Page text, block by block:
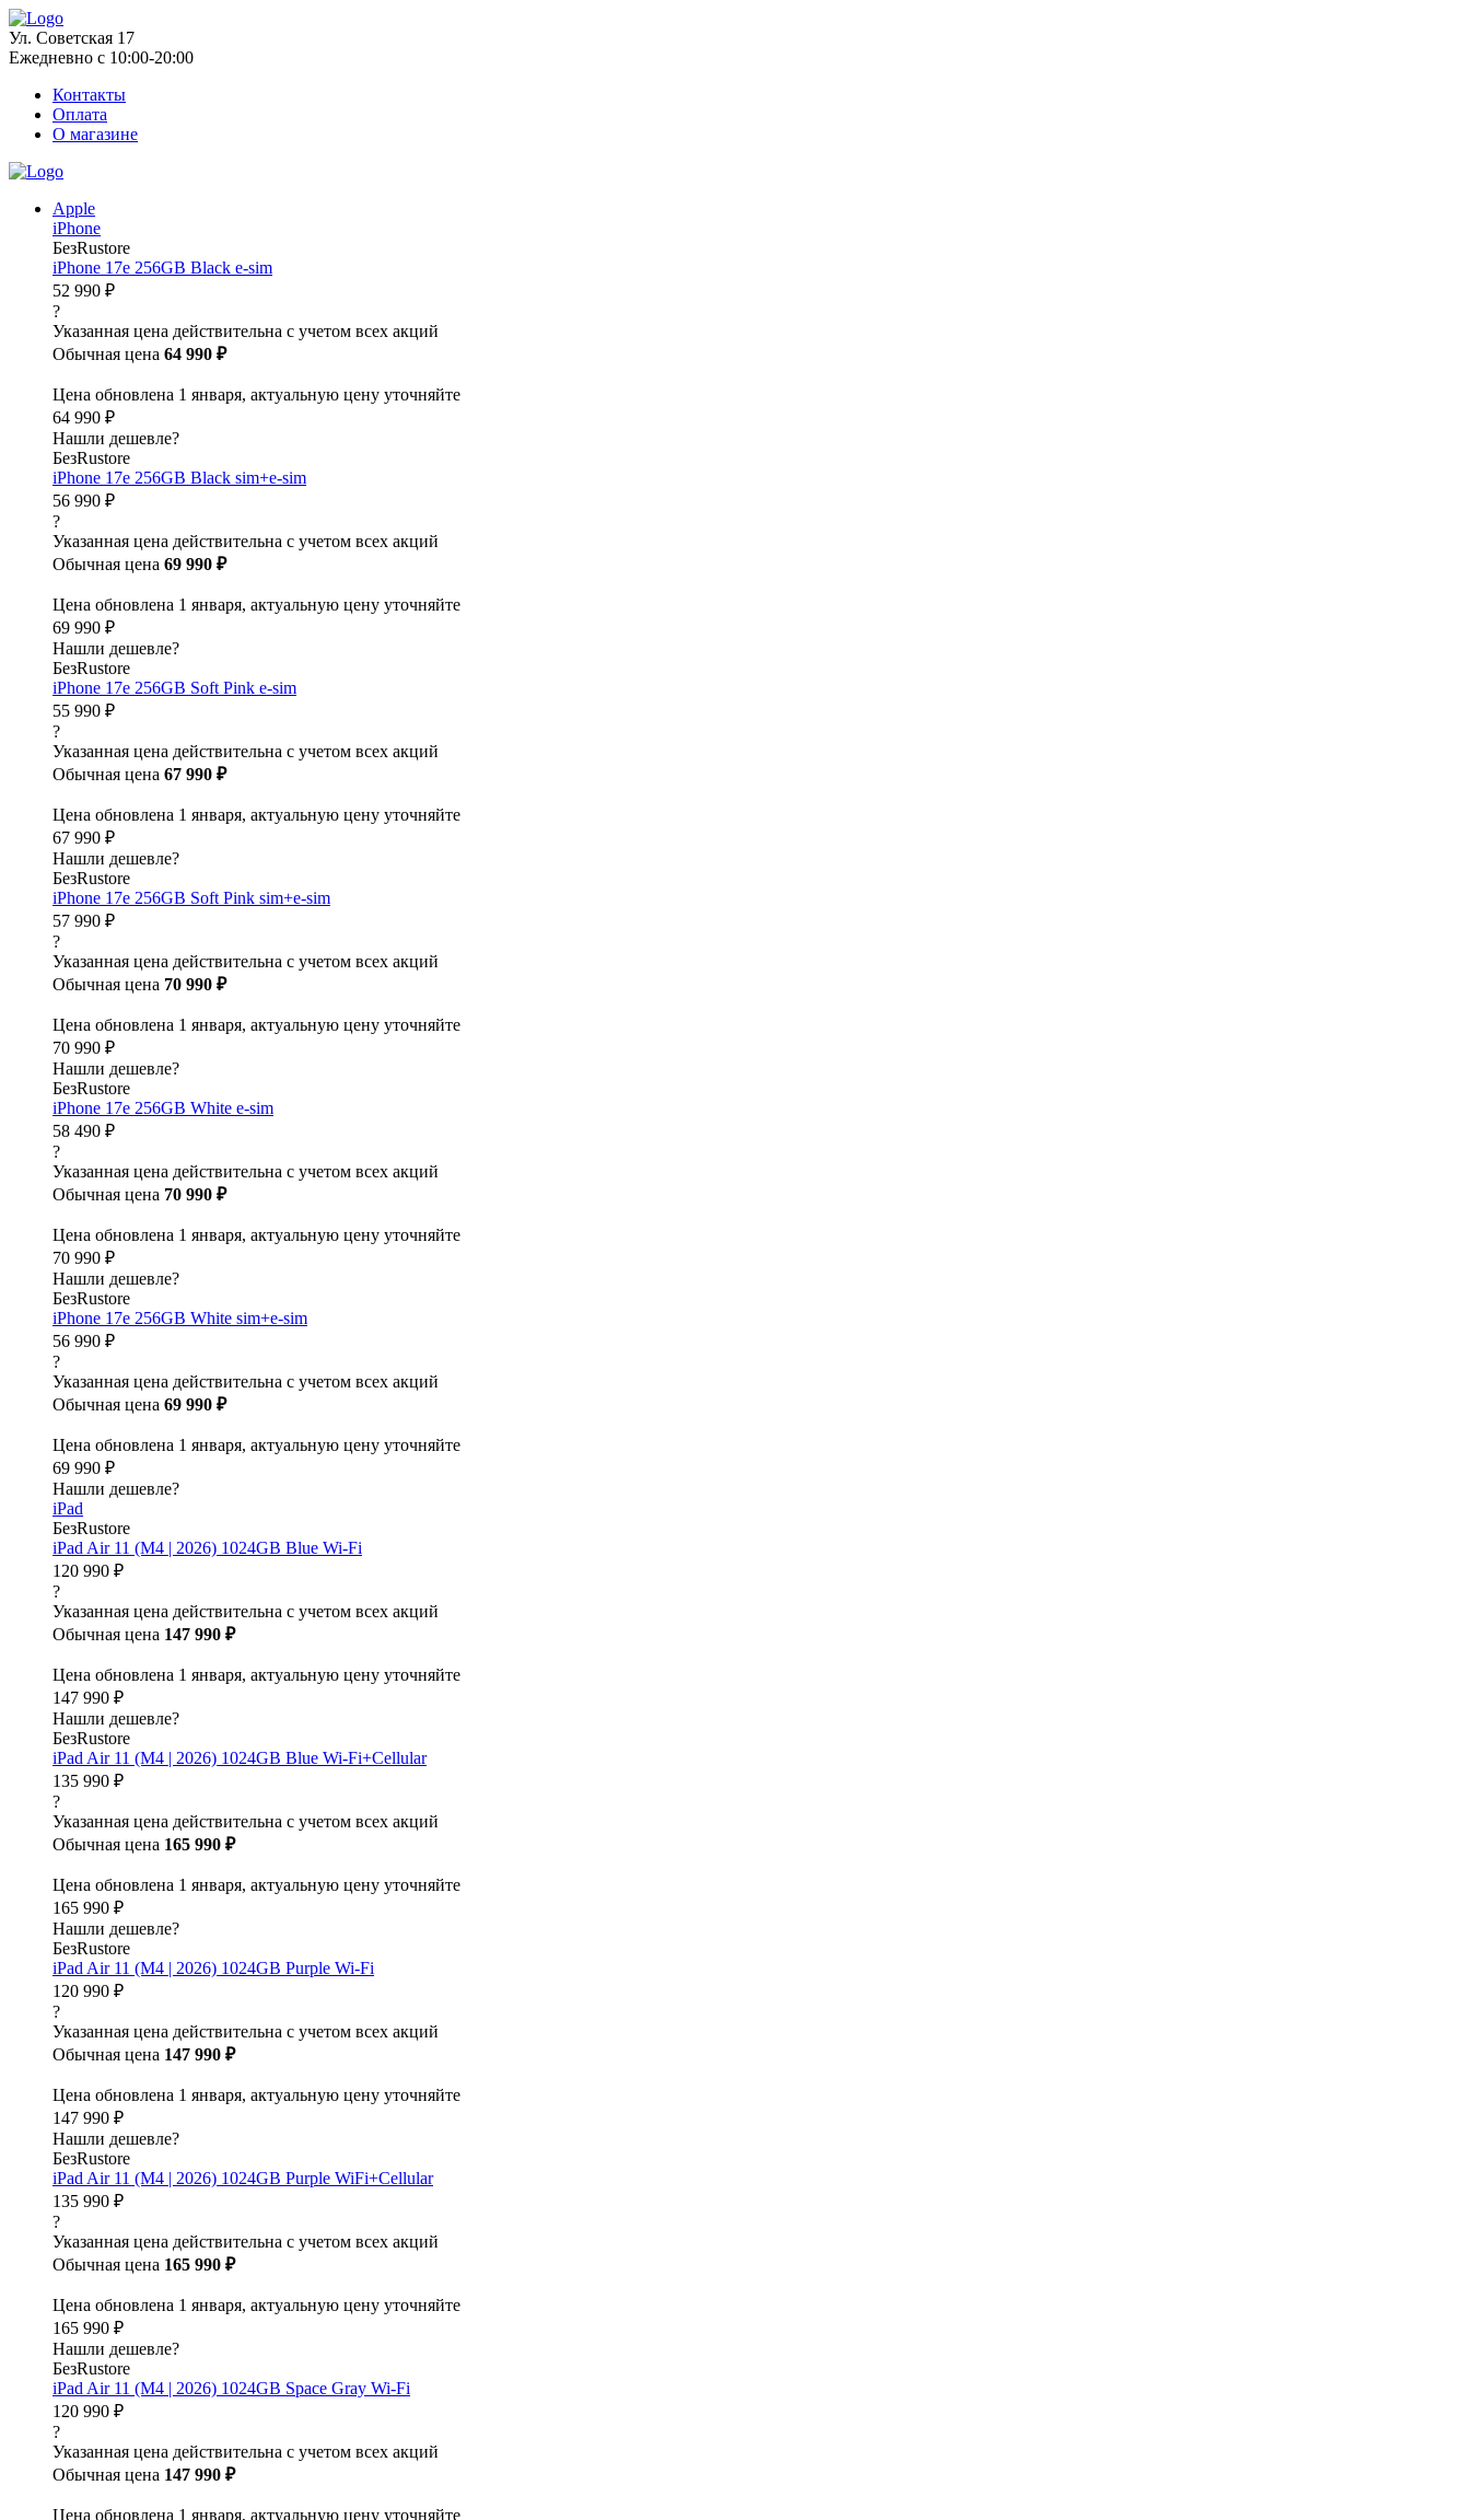
Ул. Советская 17
Ежедневно с 10:00-20:00
Контакты
Оплата
О магазине
Apple
iPhone
БезRustore
iPhone 17e 256GB Black e-sim
52 990 ₽
?
Указанная цена действительна с учетом всех акций
Обычная цена 64 990 ₽
Цена обновлена 1 января, актуальную цену уточняйте
64 990 ₽
Нашли дешевле?
БезRustore
iPhone 17e 256GB Black sim+e-sim
56 990 ₽
?
Указанная цена действительна с учетом всех акций
Обычная цена 69 990 ₽
Цена обновлена 1 января, актуальную цену уточняйте
69 990 ₽
Нашли дешевле?
БезRustore
iPhone 17e 256GB Soft Pink e-sim
55 990 ₽
?
Указанная цена действительна с учетом всех акций
Обычная цена 67 990 ₽
Цена обновлена 1 января, актуальную цену уточняйте
67 990 ₽
Нашли дешевле?
БезRustore
iPhone 17e 256GB Soft Pink sim+e-sim
57 990 ₽
?
Указанная цена действительна с учетом всех акций
Обычная цена 70 990 ₽
Цена обновлена 1 января, актуальную цену уточняйте
70 990 ₽
Нашли дешевле?
БезRustore
iPhone 17e 256GB White e-sim
58 490 ₽
?
Указанная цена действительна с учетом всех акций
Обычная цена 70 990 ₽
Цена обновлена 1 января, актуальную цену уточняйте
70 990 ₽
Нашли дешевле?
БезRustore
iPhone 17e 256GB White sim+e-sim
56 990 ₽
?
Указанная цена действительна с учетом всех акций
Обычная цена 69 990 ₽
Цена обновлена 1 января, актуальную цену уточняйте
69 990 ₽
Нашли дешевле?
iPad
БезRustore
iPad Air 11 (M4 | 2026) 1024GB Blue Wi-Fi
120 990 ₽
?
Указанная цена действительна с учетом всех акций
Обычная цена 147 990 ₽
Цена обновлена 1 января, актуальную цену уточняйте
147 990 ₽
Нашли дешевле?
БезRustore
iPad Air 11 (M4 | 2026) 1024GB Blue Wi-Fi+Cellular
135 990 ₽
?
Указанная цена действительна с учетом всех акций
Обычная цена 165 990 ₽
Цена обновлена 1 января, актуальную цену уточняйте
165 990 ₽
Нашли дешевле?
БезRustore
iPad Air 11 (M4 | 2026) 1024GB Purple Wi-Fi
120 990 ₽
?
Указанная цена действительна с учетом всех акций
Обычная цена 147 990 ₽
Цена обновлена 1 января, актуальную цену уточняйте
147 990 ₽
Нашли дешевле?
БезRustore
iPad Air 11 (M4 | 2026) 1024GB Purple WiFi+Cellular
135 990 ₽
?
Указанная цена действительна с учетом всех акций
Обычная цена 165 990 ₽
Цена обновлена 1 января, актуальную цену уточняйте
165 990 ₽
Нашли дешевле?
БезRustore
iPad Air 11 (M4 | 2026) 1024GB Space Gray Wi-Fi
120 990 ₽
?
Указанная цена действительна с учетом всех акций
Обычная цена 147 990 ₽
Цена обновлена 1 января, актуальную цену уточняйте